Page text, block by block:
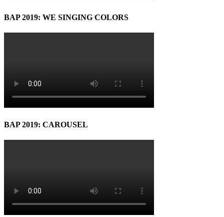
BAP 2019: WE SINGING COLORS
BAP 2019: CAROUSEL